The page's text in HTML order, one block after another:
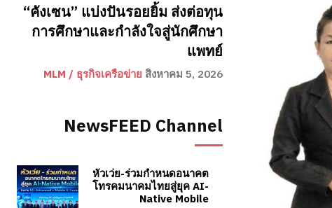
“คังเซน” แบ่งปันรอยยิ้ม ส่งต่อทุน
การศึกษาและกำลังใจสู่นักศึกษา
แพทย์
MLM / ธุรกิจเครือข่าย สิงหาคม 5, 2026
NewsFEED Channel
หัวเว่ย-ร่วมกำหนดอนาคต
โทรคมนาคมไทยสู่ยุค AI-
Native Mobile